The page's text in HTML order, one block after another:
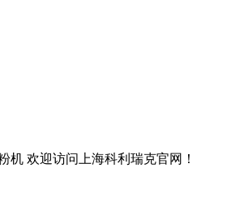
机 欢迎访问上海科利瑞克官网！